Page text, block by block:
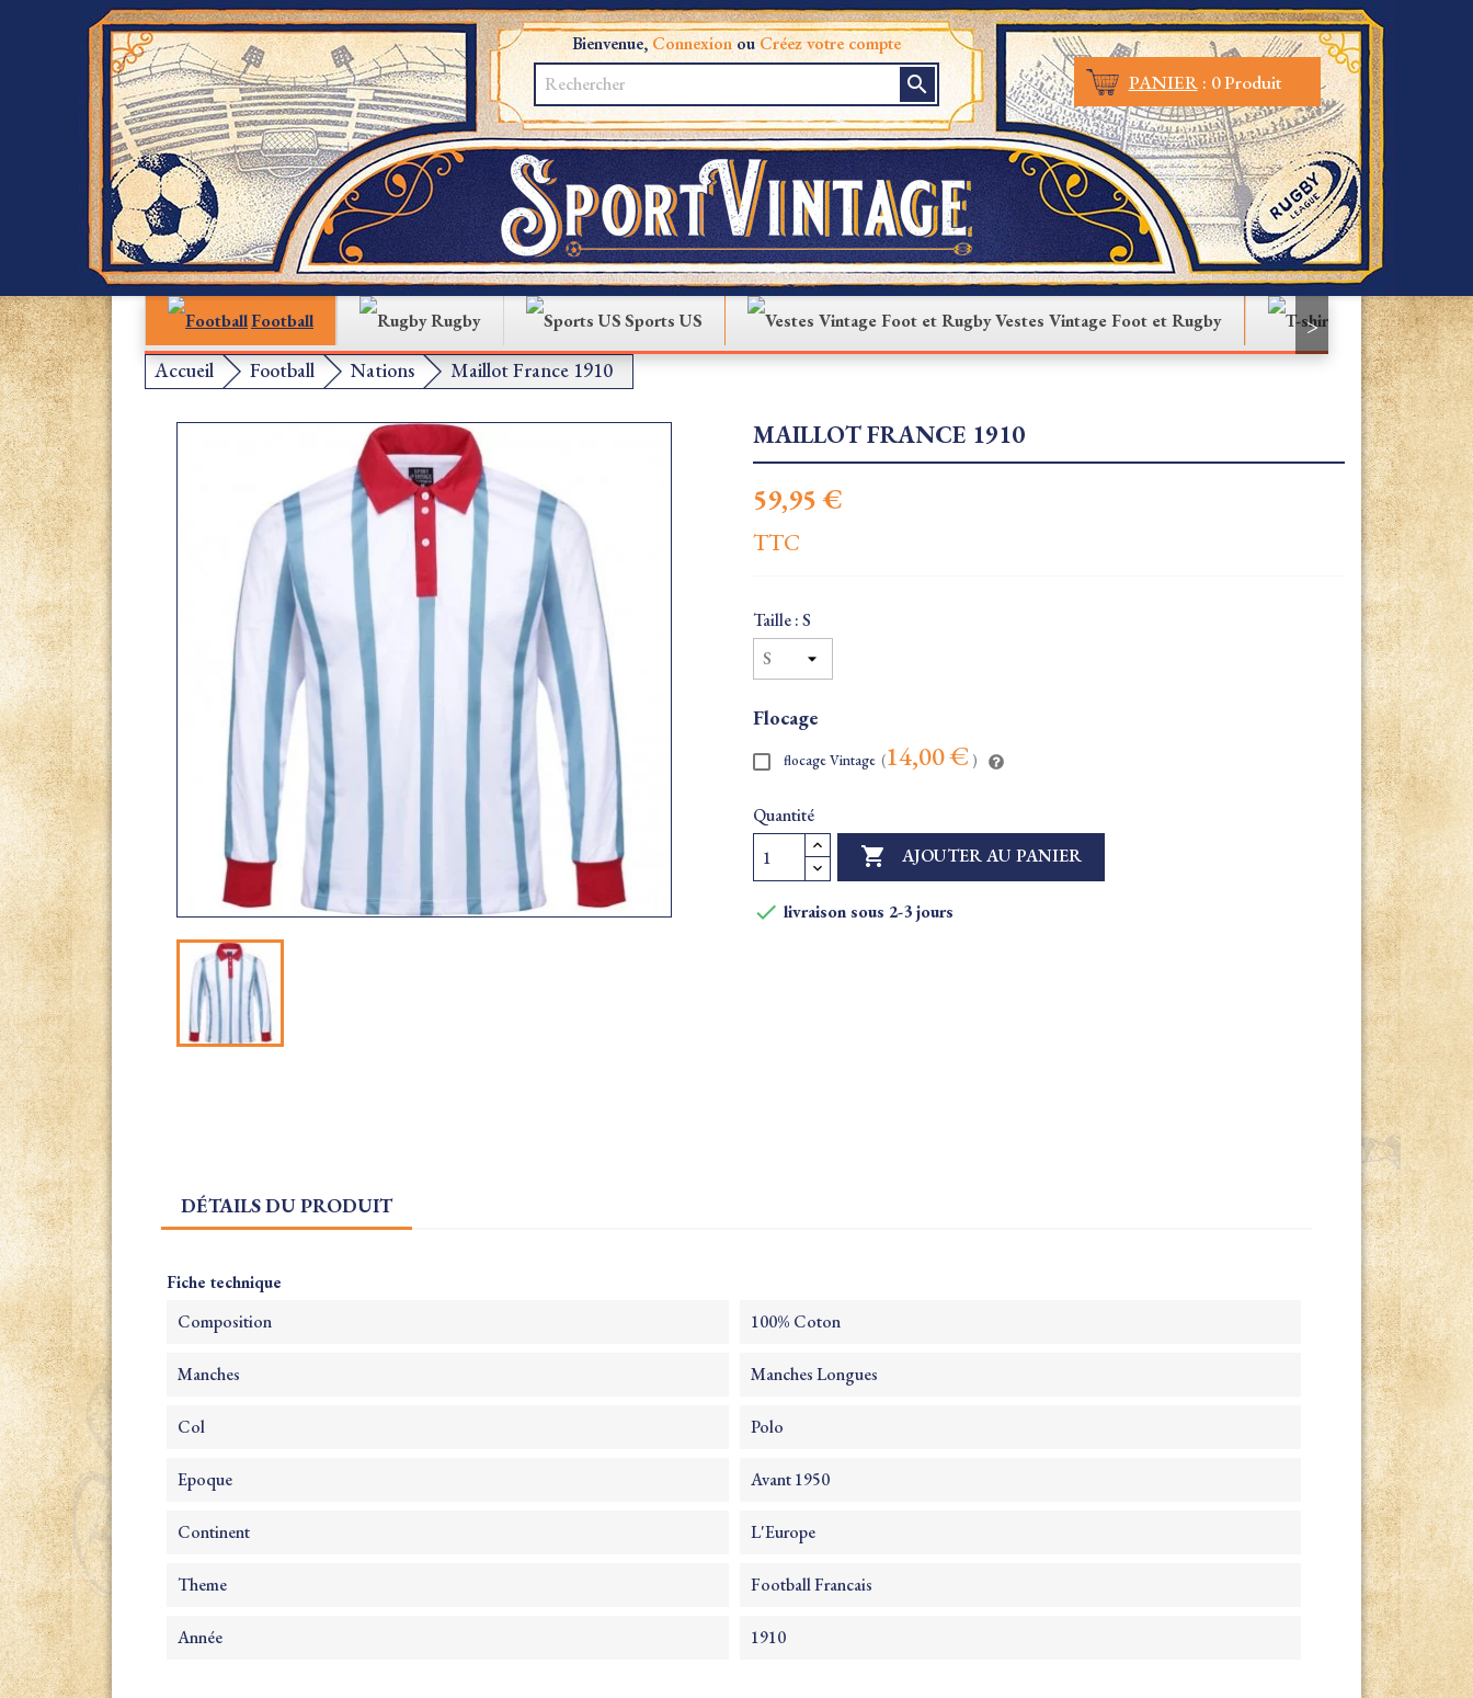
Bienvenue, ConnexionouCréez votre compte
search PANIER: 0 Produit
Football Rugby Sports US Vestes Vintage Foot et Rugby T-shirt
>
Accueil Football Nations Maillot France 1910
MAILLOT FRANCE 1910
59,95 €
TTC
Taille : S
Flocage
flocage Vintage (14,00 € )
Quantité
 AJOUTER AU PANIER
 livraison sous 2-3 jours
DÉTAILS DU PRODUIT
Fiche technique
Composition 100% Coton
Manches Manches Longues
Col Polo
Epoque Avant 1950
Continent L'Europe
Theme Football Francais
Année 1910